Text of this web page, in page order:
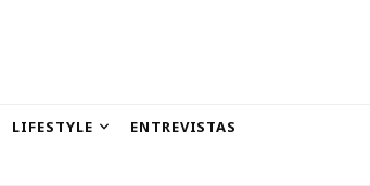
LIFESTYLE
ENTREVISTAS